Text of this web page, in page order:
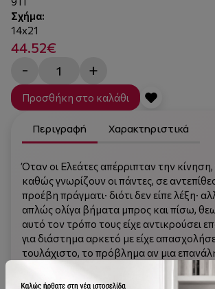
Σχήμα:
14x21
44.52€
- +
Προσθήκη στο καλάθι
Περιγραφή Χαρακτηριστικά
Όταν οι Ελεάτες απέρριπταν την
καθώς γνωρίζουν οι πάντες, σε
προέβη πράγματι· διότι δεν είπε λέξη·
απλώς ολίγα βήματα μπρος και πίσω,
αυτό τον τρόπο τους είχε αντικρούσει
για διάστημα αρκετό με είχε
τουλάχιστο, το πρόβλημα αν μια
δυνατή και τι νόημα έχει, αν κάτι κερδίζει
επαναλαμβανόμενο, μου πέρασε